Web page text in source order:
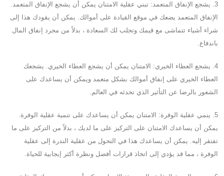
3. يشجع الإنفاق المتعمد: تبني عقلية الامتنان يمكن أن يشجع الإنفاق المتعمد.
الإنفاق المتعمد يضعك في موقع القيادة على أموالك. يمكن أن يقودك هذا إلى
شراء أشياء تتماشى مع قيمك وتجلب لك السعادة ، بدلاً من مجرد إنفاق المال
باندفاع.
4. يشجع العطاء الخيري: الامتنان يمكن أن يشجع العطاء الخيري. يشجعك
العطاء الخيري على إنفاق أموالك بشكل متعمد ويمكن أن يساعدك على
الشعور بالرضا عن التأثير الذي تحدثه في العالم.
5. ينمي عقلية الوفرة: الامتنان يمكن أن يساعدك على تنمية عقلية الوفرة.
يمكن أن يساعدك الامتنان على التركيز على ما لديك ، بدلاً من التركيز على ما
تفتقر إليه. يمكن أن يساعدك هذا في التحول من عقلية الندرة إلى عقلية
الوفرة ، مما قد يؤدي إلى اتخاذ قرارات أفضل ونظرة أكثر إيجابية للحياة.